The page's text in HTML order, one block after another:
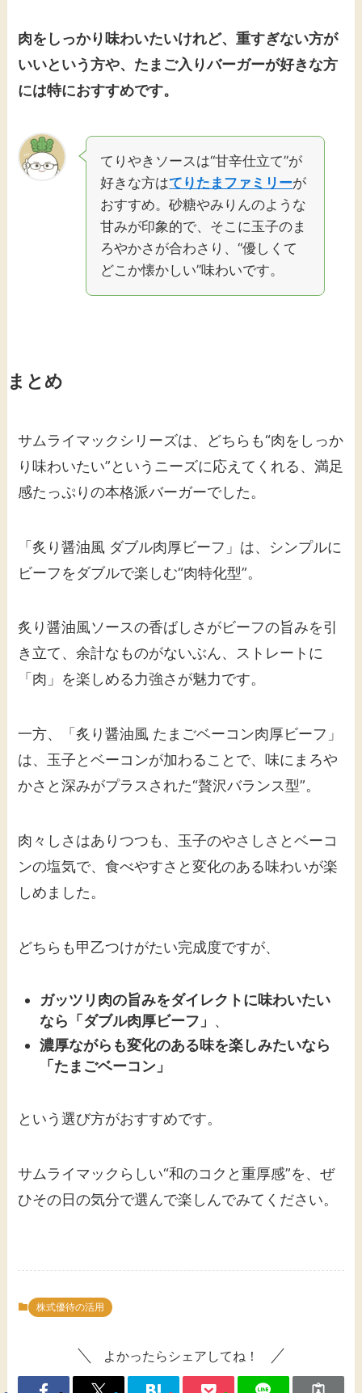
肉をしっかり味わいたいけれど、重すぎない方が
いいという方や、たまご入りバーガーが好きな方
には特におすすめです。
てりやきソースは“甘辛仕立て”が
好きな方はてりたまファミリーが
おすすめ。砂糖やみりんのような
甘みが印象的で、そこに玉子のま
ろやかさが合わさり、“優しくて
どこか懐かしい”味わいです。
まとめ
サムライマックシリーズは、どちらも“肉をしっか
り味わいたい”というニーズに応えてくれる、満足
感たっぷりの本格派バーガーでした。
「炙り醤油風 ダブル肉厚ビーフ」は、シンプルに
ビーフをダブルで楽しむ“肉特化型”。
炙り醤油風ソースの香ばしさがビーフの旨みを引
き立て、余計なものがないぶん、ストレートに
「肉」を楽しめる力強さが魅力です。
一方、「炙り醤油風 たまごベーコン肉厚ビーフ」
は、玉子とベーコンが加わることで、味にまろや
かさと深みがプラスされた“贅沢バランス型”。
肉々しさはありつつも、玉子のやさしさとベーコ
ンの塩気で、食べやすさと変化のある味わいが楽
しめました。
どちらも甲乙つけがたい完成度ですが、
ガッツリ肉の旨みをダイレクトに味わいたい
なら「ダブル肉厚ビーフ」 、
濃厚ながらも変化のある味を楽しみたいなら
「たまごベーコン」
という選び方がおすすめです。
サムライマックらしい“和のコクと重厚感”を、ぜ
ひその日の気分で選んで楽しんでみてください。
株式優待の活用
よかったらシェアしてね！